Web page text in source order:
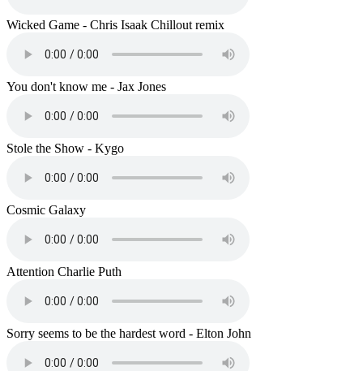
Wicked Game - Chris Isaak Chillout remix
You don't know me - Jax Jones
Stole the Show - Kygo
Cosmic Galaxy
Attention Charlie Puth
Sorry seems to be the hardest word - Elton John